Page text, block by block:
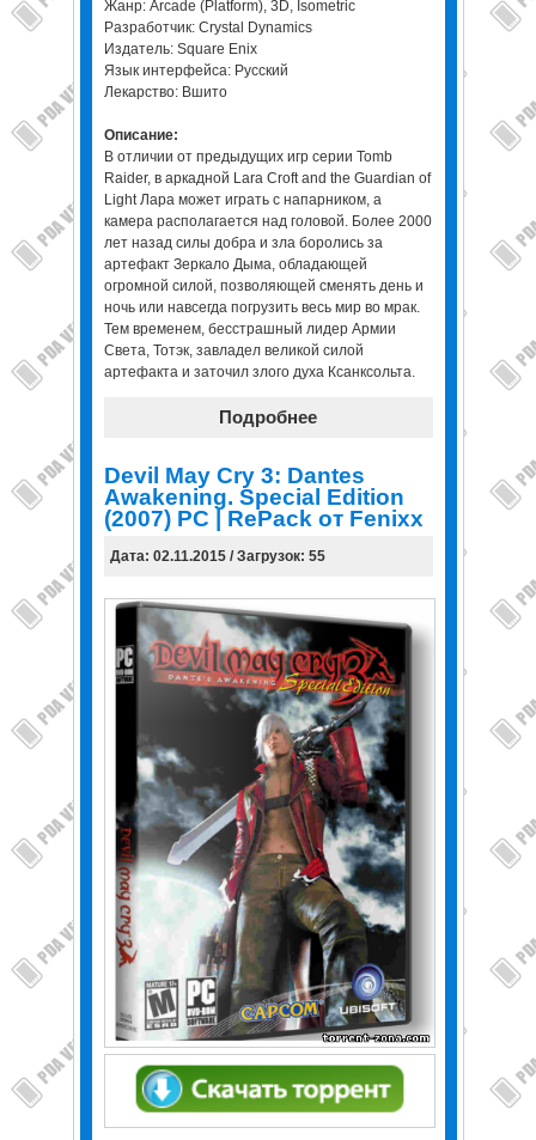
Жанр: Arcade (Platform), 3D, Isometric
Разработчик: Crystal Dynamics
Издатель: Square Enix
Язык интерфейса: Русский
Лекарство: Вшито
Описание:
В отличии от предыдущих игр серии Tomb
Raider, в аркадной Lara Croft and the Guardian of
Light Лара может играть с напарником, а
камера располагается над головой. Более 2000
лет назад силы добра и зла боролись за
артефакт Зеркало Дыма, обладающей
огромной силой, позволяющей сменять день и
ночь или навсегда погрузить весь мир во мрак.
Тем временем, бесстрашный лидер Армии
Света, Тотэк, завладел великой силой
артефакта и заточил злого духа Ксанксольта.
Подробнее
Devil May Cry 3: Dantes
Awakening. Special Edition
(2007) PC | RePack от Fenixx
Дата: 02.11.2015 / Загрузок: 55